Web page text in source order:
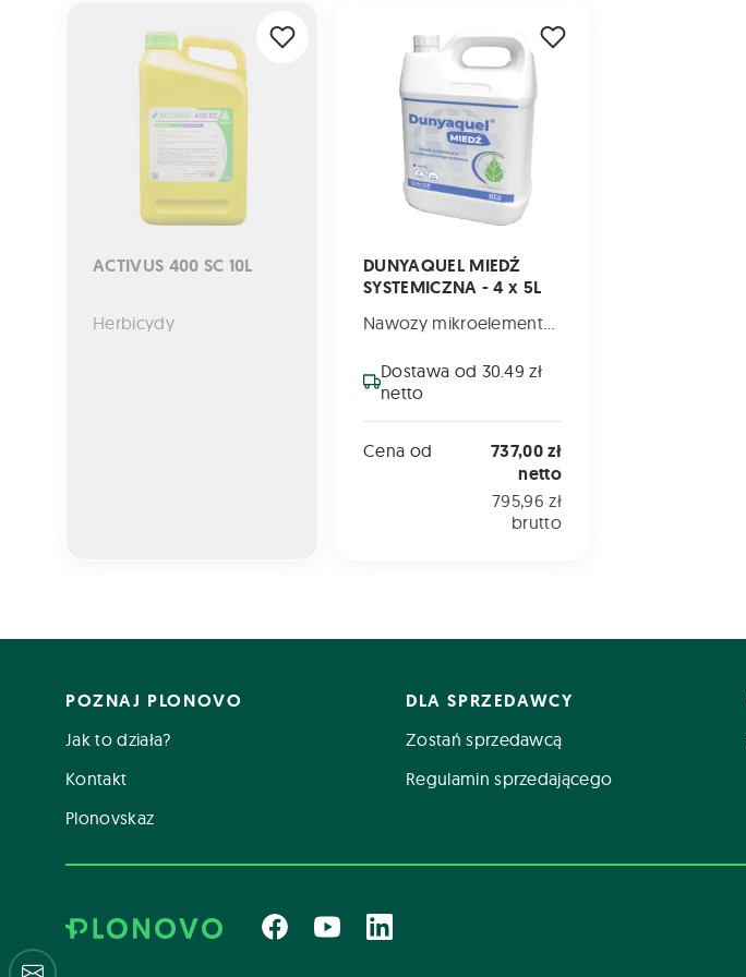
ACTIVUS 400 SC 10L
Herbicydy
DUNYAQUEL MIEDŹ
SYSTEMICZNA - 4 x 5L
Dostawa od 30.49 zł
netto
Cena od
737,00 zł
netto
795,96 zł
brutto
POZNAJ PLONOVO
Jak to działa?
Kontakt
Plonovskaz
DLA SPRZEDAWCY
Zostań sprzedawcą
Regulamin sprzedającego